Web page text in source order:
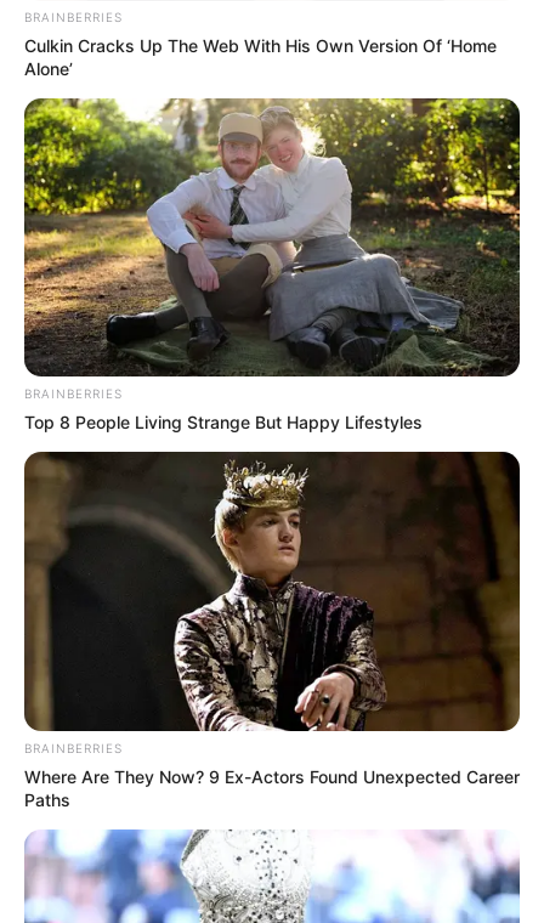
BRAINBERRIES
Culkin Cracks Up The Web With His Own Version Of ‘Home
Alone’
BRAINBERRIES
Top 8 People Living Strange But Happy Lifestyles
BRAINBERRIES
Where Are They Now? 9 Ex-Actors Found Unexpected Career
Paths